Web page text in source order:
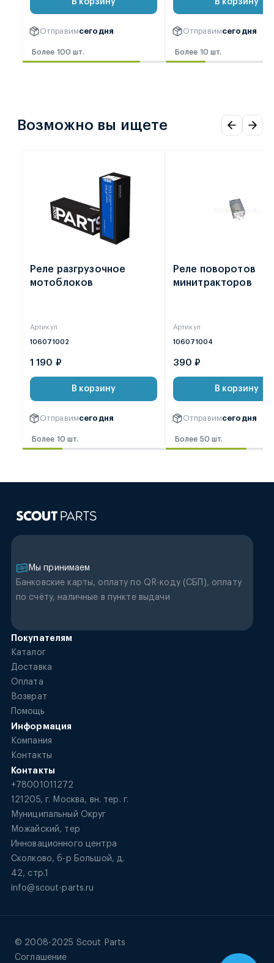
Отправимсегодня
Более 100 шт.
Отправимсегодня
Более 10 шт.
Возможно вы ищете
Реле разгрузочное
мотоблоков
Артикул
106071002
1 190 ₽
В корзину
Отправимсегодня
Более 10 шт.
Реле поворотов
минитракторов
Артикул
106071004
390 ₽
В корзину
Отправимсегодня
Более 50 шт.
Мы принимаем
Банковские карты, оплату по QR-коду (CБП), оплату
по счёту, наличные в пункте выдачи
Покупателям
Каталог
Доставка
Оплата
Возврат
Помощь
Информация
Компания
Контакты
Контакты
+78001011272
121205, г. Москва, вн. тер. г.
Муниципальный Округ
Можайский, тер
Инновационного центра
Сколково, б-р Большой, д.
42, стр.1
info@scout-parts.ru
Соглашение
© 2008-2025 Scout Parts